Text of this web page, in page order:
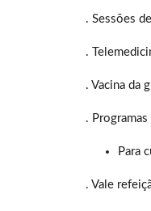
. Sessões
.
. Vacina da
.
Para
. Vale